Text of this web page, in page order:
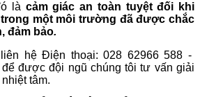
là cảm giác an toàn tuyệt đối khi
một môi trường đã được chắc
đảm bảo.
liên hệĐiện thoại: 028 62966 588 -
để được đội ngũ chúng tôi tư vấn giải
tâm.